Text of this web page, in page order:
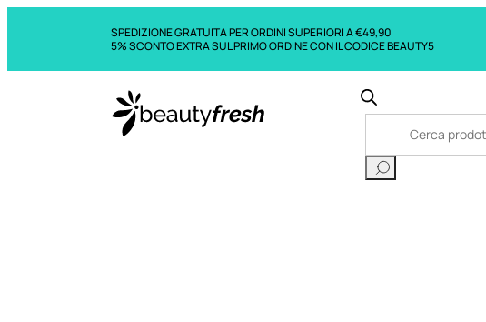
SPEDIZIONE GRATUITA PER ORDINI SUPERIORI A €49,90
5% SCONTO EXTRA SUL PRIMO ORDINE CON IL CODICE BEAUTY5